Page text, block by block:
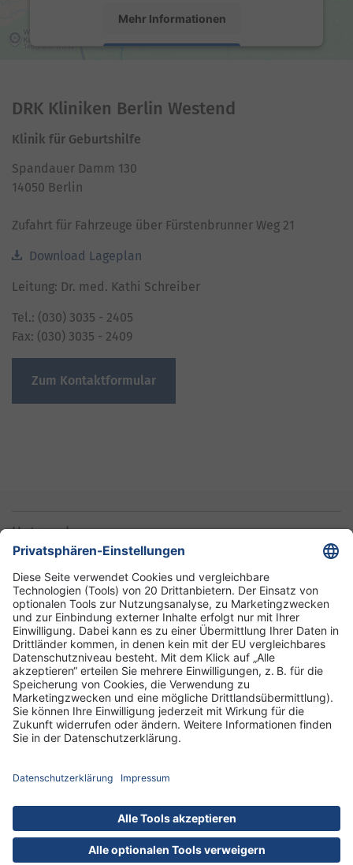
Mehr Informationen
Platform
DRK Kliniken Berlin Westend
Klinik für Geburtshilfe
Spandauer Damm 130
14050 Berlin
Zufahrt für Fahrzeuge über Fürstenbrunner Weg 21
Download Lageplan
Leitung: Dr. med. Kathi Schreiber
Tel.: (030) 3035 - 2405
Fax: (030) 3035 - 2409
Zum Kontaktformular
Unternehmen
Informationen
Standorte
DRK-Schwesternschaft Berlin
Impressum
Hausordnung